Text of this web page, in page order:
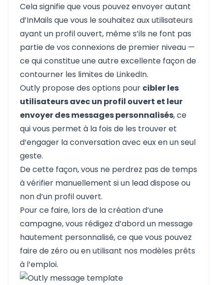
Cela signifie que vous pouvez envoyer autant
d’InMails que vous le souhaitez aux utilisateurs
ayant un profil ouvert, même s’ils ne font pas
partie de vos connexions de premier niveau —
ce qui constitue une autre excellente façon de
contourner les limites de LinkedIn.
Outly propose des options pour cibler les
utilisateurs avec un profil ouvert et leur
envoyer des messages personnalisés, ce
qui vous permet à la fois de les trouver et
d’engager la conversation avec eux en un seul
geste.
De cette façon, vous ne perdrez pas de temps
à vérifier manuellement si un lead dispose ou
non d’un profil ouvert.
Pour ce faire, lors de la création d’une
campagne, vous rédigez d’abord un message
hautement personnalisé, ce que vous pouvez
faire de zéro ou en utilisant nos modèles prêts
à l’emploi.